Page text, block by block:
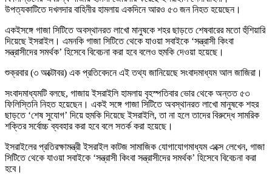
উপত্যকাটিতে দখলদার বাহিনীর হামলায় একদিনে আরও ৫৩ জন নিহত হয়েছেন।
একইসঙ্গে গাজা সিটিতে অবস্থানরত লাখো মানুষকে শহর ছাড়তে শেষবারের মতো হুঁশিয়ারি
দিয়েছে ইসরাইল। এমনকি গাজা সিটিতে থেকে যাওয়া সবাইকে ‘সন্ত্রাসী কিংবা
সন্ত্রাসীদের সমর্থক’ হিসেবে বিবেচনা করা হবে বলেও হুমকি দেওয়া হয়েছে।
শুক্রবার (৩ অক্টোবর) এক প্রতিবেদনে এই তথ্য জানিয়েছে সংবাদমাধ্যম আল জাজিরা।
সংবাদমাধ্যমটি বলছে, গাজায় ইসরাইলি হামলায় বৃহস্পতিবার ভোর থেকে অন্তত ৫৩
ফিলিস্তিনি নিহত হয়েছেন। একই সঙ্গে গাজা সিটিতে অবস্থানরত লাখো মানুষকে শহর
ছাড়তে ‘শেষ সুযোগ’ দিয়ে হুমকি দিয়েছে ইসরাইলি, তা না হলে তাদের বিরুদ্ধে সামরিক
শক্তির সর্বোচ্চ ব্যবহার করা হবে বলে সতর্ক করা হয়েছে।
ইসরাইলের প্রতিরক্ষামন্ত্রী ইসরাইল কাটজ সামাজিক যোগাযোগমাধ্যম এক্সে লেখেন, গাজা
সিটিতে থেকে যাওয়া সবাইকে ‘সন্ত্রাসী কিংবা সন্ত্রাসীদের সমর্থক’ হিসেবে বিবেচনা করা
হবে।